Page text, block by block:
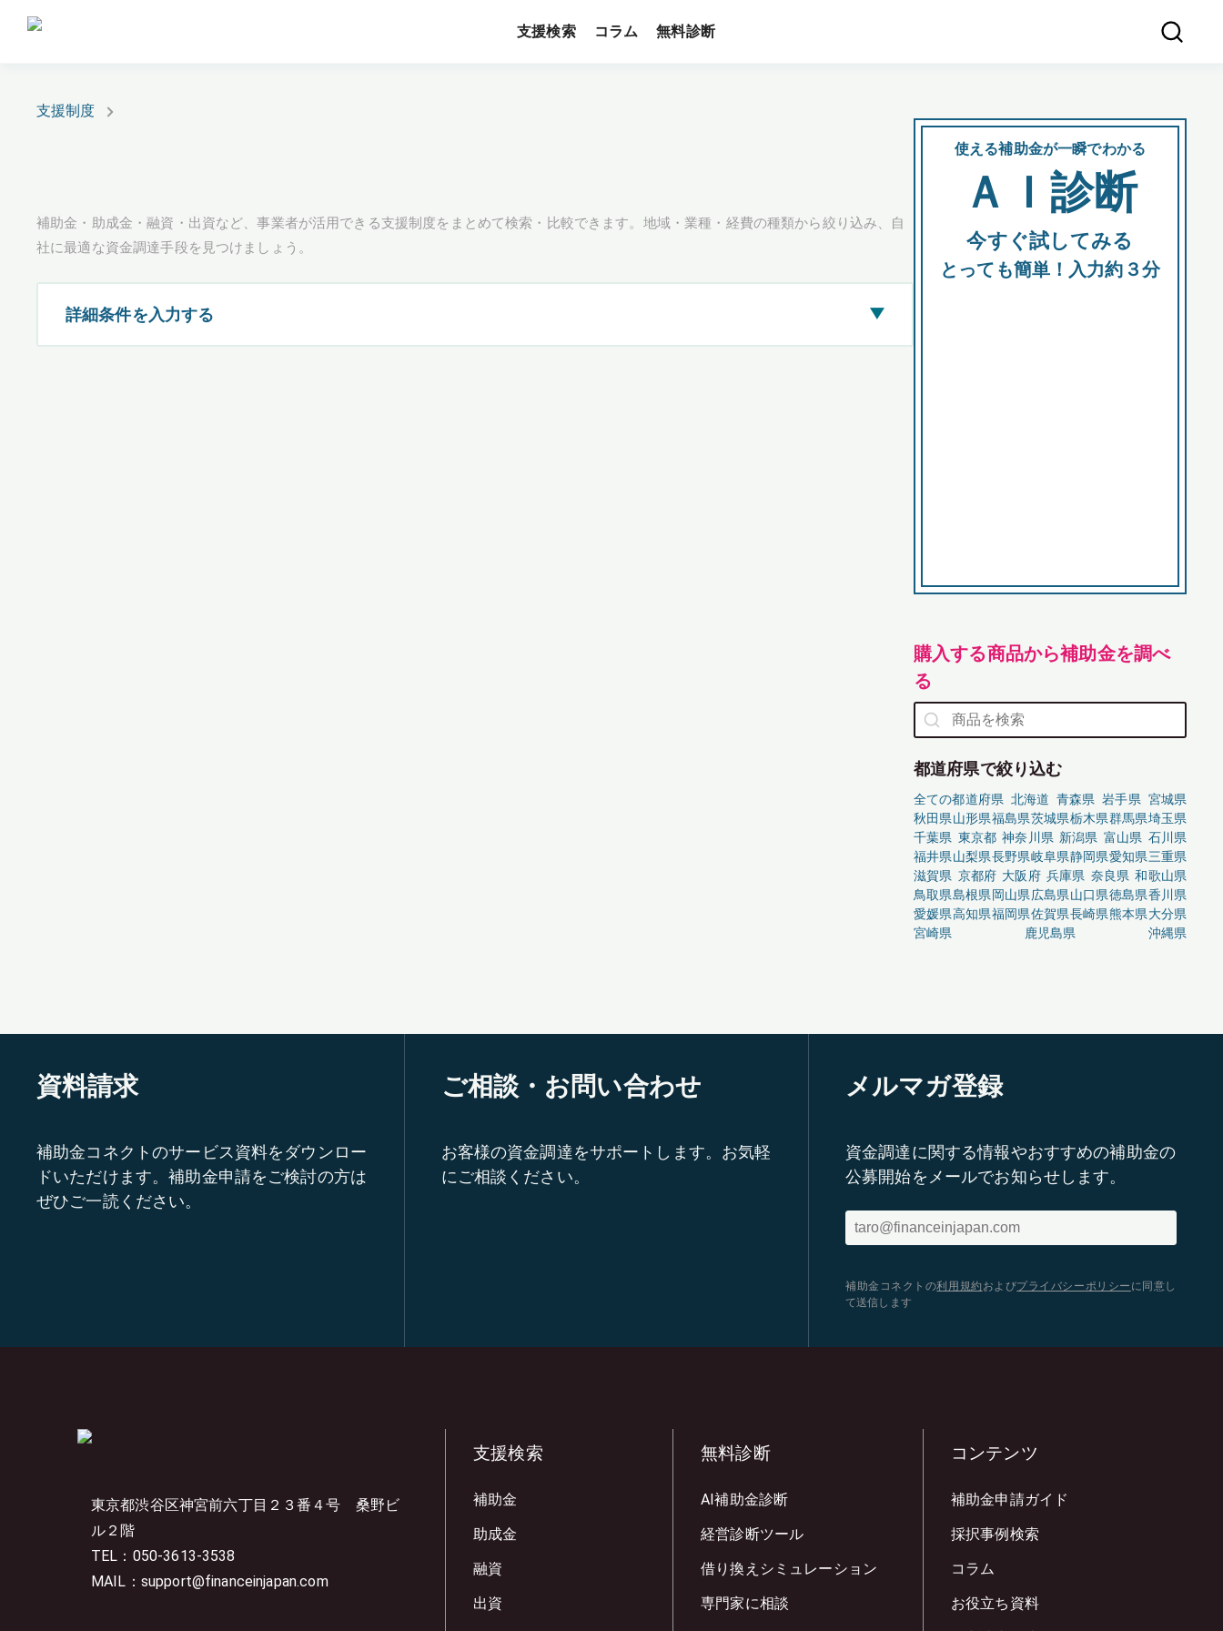
支援検索 コラム 無料診断
支援制度
補助金・助成金・融資・出資など、事業者が活用できる支援制度をまとめて検索・比較できます。地域・業種・経費の種類から絞り込み、自
社に最適な資金調達手段を見つけましょう。
詳細条件を入力する ▶
使える補助金が一瞬でわかる
ＡＩ診断
今すぐ試してみる
とっても簡単！入力約３分
購入する商品から補助金を調べ
る
都道府県で絞り込む
全ての都道府県 北海道 青森県 岩手県 宮城県
秋田県山形県福島県茨城県栃木県群馬県埼玉県
千葉県 東京都 神奈川県 新潟県 富山県 石川県
福井県山梨県長野県岐阜県静岡県愛知県三重県
滋賀県 京都府 大阪府 兵庫県 奈良県 和歌山県
鳥取県島根県岡山県広島県山口県徳島県香川県
愛媛県高知県福岡県佐賀県長崎県熊本県大分県
宮崎県
鹿児島県 沖縄県
資料請求
補助金コネクトのサービス資料をダウンロー
ドいただけます。補助金申請をご検討の方は
ぜひご一読ください。
ご相談・お問い合わせ
お客様の資金調達をサポートします。お気軽
にご相談ください。
メルマガ登録
資金調達に関する情報やおすすめの補助金の
公募開始をメールでお知らせします。
補助金コネクトの利用規約 およびプライバシーポリシー に同意し
て送信します
東京都渋谷区神宮前六丁目２３番４号 桑野ビ
ル２階
TEL：050-3613-3538
MAIL：support@financeinjapan.com
支援検索
補助金
助成金
融資
出資
無料診断
AI補助金診断
経営診断ツール
借り換えシミュレーション
専門家に相談
コンテンツ
補助金申請ガイド
採択事例検索
コラム
お役立ち資料